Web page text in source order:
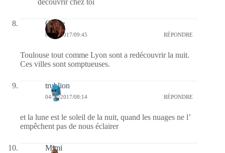
découvrir chez toi
Carrie
04/12/2017/09:45 RÉPONDRE
Toulouse tout comme Lyon sont a redécouvrir la nuit.
Ces villes sont somptueuses.
trublion
04/12/2017/08:14 RÉPONDRE
et la lune est le soleil de la nuit, quand les nuages ne l’
empêchent pas de nous éclairer
Mimi